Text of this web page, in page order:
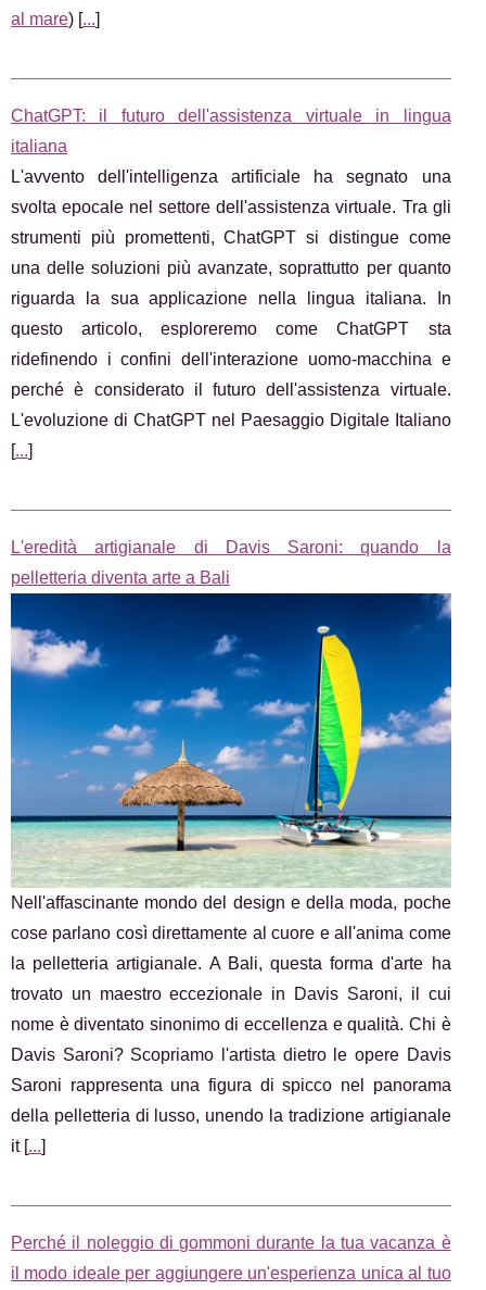
al mare) [...]
ChatGPT: il futuro dell'assistenza virtuale in lingua
italiana
L'avvento dell'intelligenza artificiale ha segnato una
svolta epocale nel settore dell'assistenza virtuale. Tra gli
strumenti più promettenti, ChatGPT si distingue come
una delle soluzioni più avanzate, soprattutto per quanto
riguarda la sua applicazione nella lingua italiana. In
questo articolo, esploreremo come ChatGPT sta
ridefinendo i confini dell'interazione uomo-macchina e
perché è considerato il futuro dell'assistenza virtuale.
L'evoluzione di ChatGPT nel Paesaggio Digitale Italiano
[...]
L'eredità artigianale di Davis Saroni: quando la
pelletteria diventa arte a Bali
Nell'affascinante mondo del design e della moda, poche
cose parlano così direttamente al cuore e all'anima come
la pelletteria artigianale. A Bali, questa forma d'arte ha
trovato un maestro eccezionale in Davis Saroni, il cui
nome è diventato sinonimo di eccellenza e qualità. Chi è
Davis Saroni? Scopriamo l'artista dietro le opere Davis
Saroni rappresenta una figura di spicco nel panorama
della pelletteria di lusso, unendo la tradizione artigianale
it [...]
Perché il noleggio di gommoni durante la tua vacanza è
il modo ideale per aggiungere un'esperienza unica al tuo